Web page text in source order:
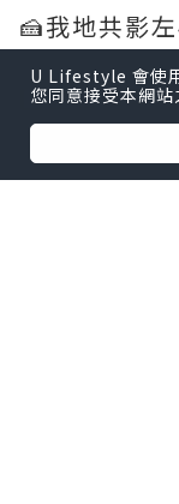
🍰我地共影
✨
1️⃣生日造型
U Lifestyle 會使
您同意接受本網站